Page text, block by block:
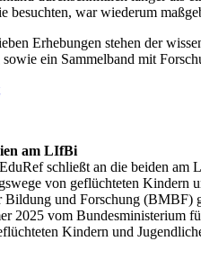
besuchten, war wiederum
Erhebungen stehen der
ein Sammelband mit
am LIfBi
schließt an die beiden am
von geflüchteten Kindern
Bildung und Forschung (BMBF)
2025 vom Bundesministerium
Kindern und